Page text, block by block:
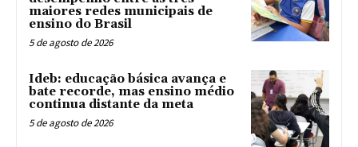
maiores redes municipais de
ensino do Brasil
5 de agosto de 2026
Ideb: educação básica avança e
bate recorde, mas ensino médio
continua distante da meta
5 de agosto de 2026